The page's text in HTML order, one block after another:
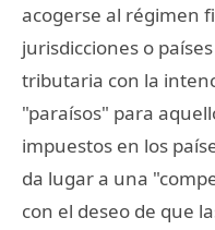
acogerse al régimen
jurisdicciones o
tributaria con la
"paraísos" para
impuestos en los
da lugar a una
con el deseo de que